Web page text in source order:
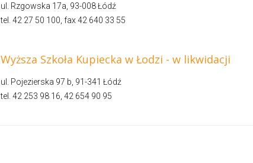
ul. Rzgowska 17a, 93-008 Łódź
tel. 42 27 50 100, fax 42 640 33 55
Wyższa Szkoła Kupiecka w Łodzi - w likwidacji
ul. Pojezierska 97 b, 91-341 Łódź
tel. 42 253 98 16, 42 654 90 95